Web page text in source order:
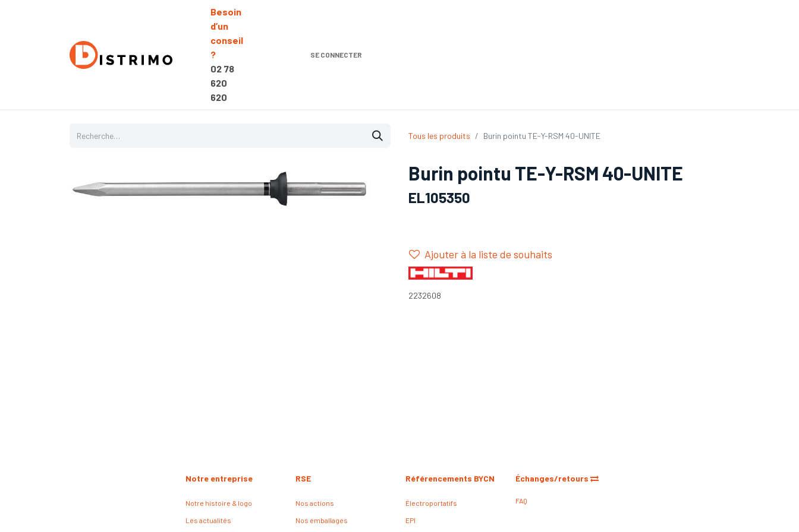
Besoin
d’un
conseil
?
02 78
620
620
SE CONNECTER
Tous les produits Burin pointu TE-Y-RSM 40-UNITE
Burin pointu TE-Y-RSM 40-UNITE
EL105350
Ajouter à la liste de souhaits
2232608
Échanges/retours
FAQ
Référencements BYCN
Électroportatifs
EPI
RSE
Nos actions
Nos emballages
Notre entreprise
Notre histoire & logo
Les actualités